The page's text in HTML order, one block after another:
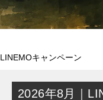
LINEMOキャンペーン
2026年8月｜